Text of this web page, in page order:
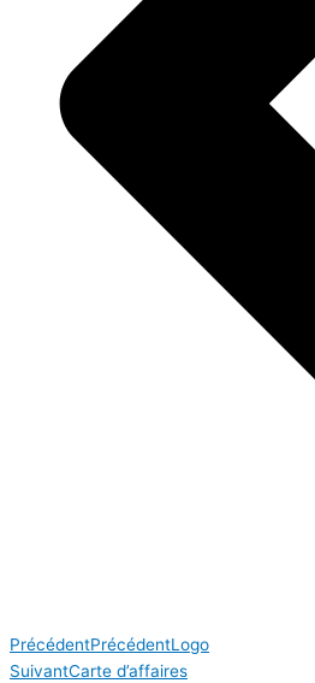
PrécédentPrécédentLogo
SuivantCarte d’affaires